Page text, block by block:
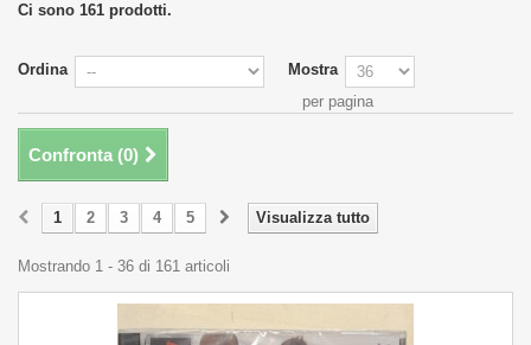
Ci sono 161 prodotti.
Ordina
Mostra
per pagina
Confronta (0)
Visualizza tutto
1 2 3 4 5
Mostrando 1 - 36 di 161 articoli